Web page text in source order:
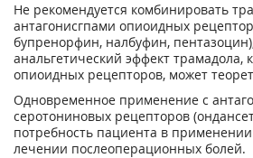
Не рекомендуется комбинировать
антагонисгпами опиоидных
бупренорфин, налбуфин,
анальгетический эффект трамадола,
опиоидных рецепторов, может
Одновременное применение с
серотониновых рецепторов
потребность пациента в
лечении послеоперационных болей.